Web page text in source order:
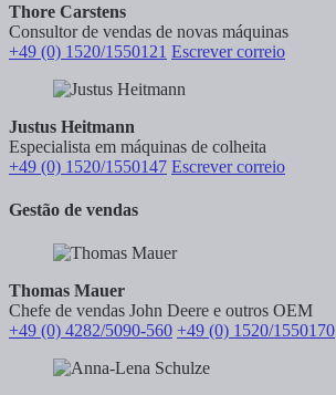
Thore Carstens
Consultor de vendas de novas máquinas
+49 (0) 1520/1550121 Escrever correio
Justus Heitmann
Especialista em máquinas de colheita
+49 (0) 1520/1550147 Escrever correio
Gestão de vendas
Thomas Mauer
Chefe de vendas John Deere e outros OEM
+49 (0) 4282/5090-560 +49 (0) 1520/1550170